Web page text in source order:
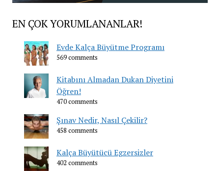
EN ÇOK YORUMLANANLAR!
Evde Kalça Büyütme Programı
569 comments
Kitabını Almadan Dukan Diyetini
Öğren!
470 comments
Şınav Nedir, Nasıl Çekilir?
458 comments
Kalça Büyütücü Egzersizler
402 comments